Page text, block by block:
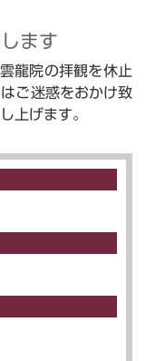
ます
龍院の拝観を休止
ご迷惑をおかけ致
上げます。